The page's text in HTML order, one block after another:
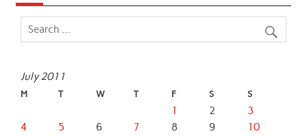
o
o
e
A
d
July 2011
M T W T F S S
1 2
3
4
5 6 7 8 9
10